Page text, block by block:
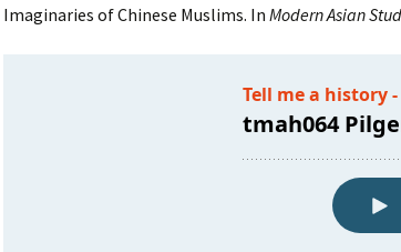
Imaginaries of Chinese Muslims. In Modern Asian